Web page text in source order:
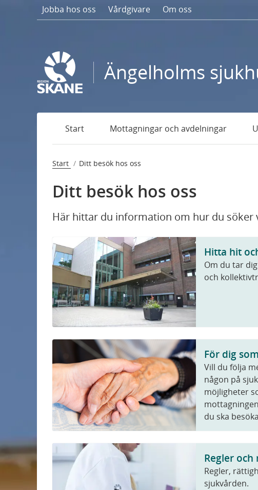
Praktisk information
Egen vårdbegäran
Regler och rättigheter
Rökfritt sjukhusområde
Kontroll av tak med drönare
Jobba hos oss Vårdgivare Om oss
Ängelholms
Start Mottagningar och avdelningar
Start Ditt besök hos oss
Ditt besök hos oss
Här hittar du information om hur du söker
Hitta hit
Om du tar
och
För dig
Vill du följa
någon på
möjligheter
du ska
Regler
Regler,
sjukvården.